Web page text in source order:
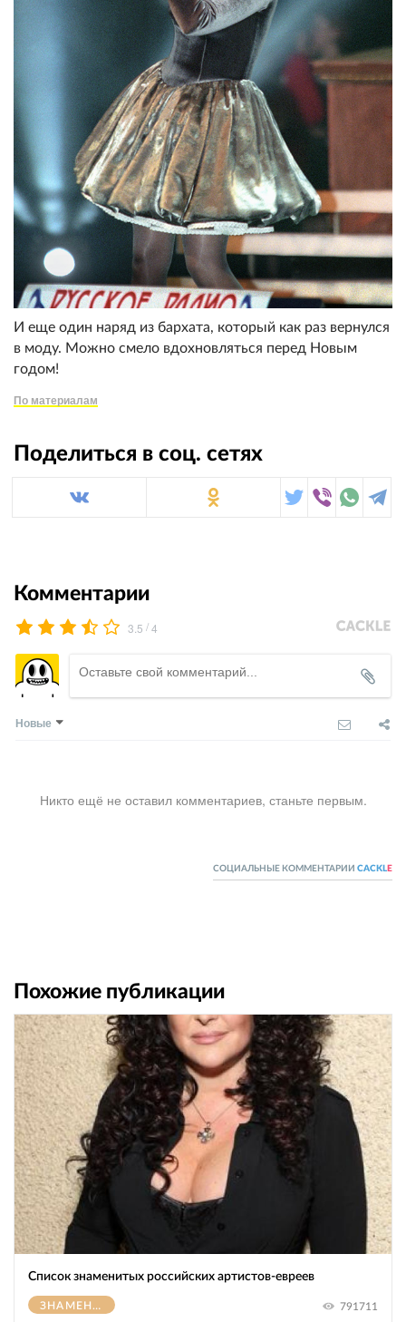
И еще один наряд из бархата, который как раз вернулся
в моду. Можно смело вдохновляться перед Новым
годом!
По материалам
Поделиться в соц. сетях
Комментарии
3.5 /4
Новые
Никто ещё не оставил комментариев, станьте первым.
СОЦИАЛЬНЫЕ КОММЕНТАРИИ CACKL E
Похожие публикации
Список знаменитых российских артистов-евреев
ЗНАМЕНИТОСТИ 791711